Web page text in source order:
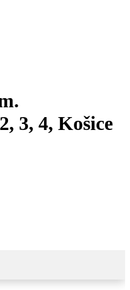
3, 4, Košice